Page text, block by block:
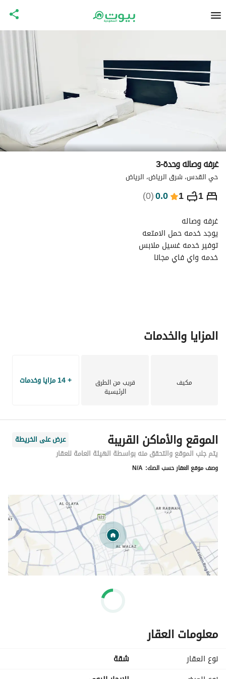
غرفه وصاله وحدة-3
حي القدس، شرق الرياض، الرياض
1
1
0.0
(
0
) ⃁
293 ليلة
التفاصيل
غرفه وصاله
يوجد خدمه حمل الامتعه
توفير خدمه غسيل ملابس
خدمه واي فاي مجانا
مواقف مجاناا
المزايا والخدمات
مكيف قريب من الطرق
الرئيسية
+ 14 مزايا وخدمات
الموقع والأماكن القريبة
عرض على الخريطة
يتم جلب الموقع والتحقق منه بواسطة الهيئة العامة للعقار
وصف موقع العقار حسب الصك: N/A
معلومات العقار
نوع العقار
شقة